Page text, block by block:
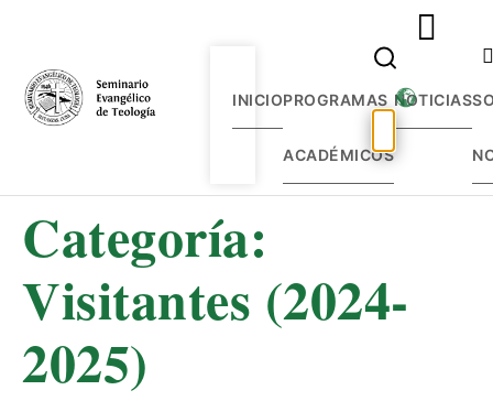
INICIOPROGRAMAS
ACADÉMICOS
NOTICIAS
Categoría:
Visitantes (2024-
2025)